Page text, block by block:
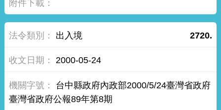
2720.
出入境
2000-05-24
台中縣政府內政部2000/5/24臺灣省政府
臺灣省政府公報89年第8期